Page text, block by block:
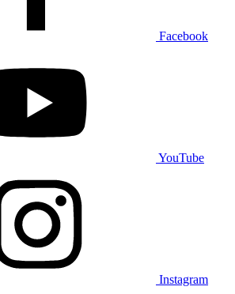
Facebook
YouTube
Instagram